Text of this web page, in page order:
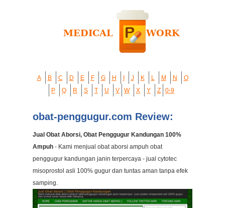
A B C D E F G H J K L M N
O
P
Q R S T U V W X Y Z 0-9
obat-penggugur.com Review:
Jual Obat Aborsi, Obat Penggugur Kandungan 100%
Ampuh - Kami menjual obat aborsi ampuh obat
penggugur kandungan janin terpercaya - jual cytotec
misoprostol asli 100% gugur dan tuntas aman tanpa efek
samping.